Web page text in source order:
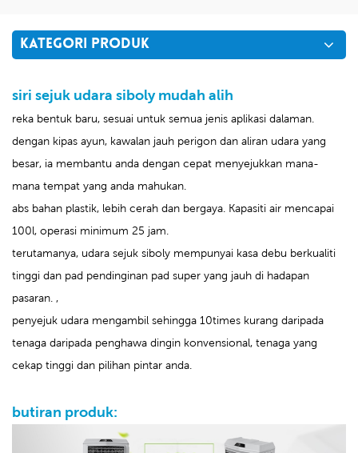
KATEGORI PRODUK
siri sejuk udara siboly mudah alih
reka bentuk baru, sesuai untuk semua jenis aplikasi dalaman.
dengan kipas ayun, kawalan jauh perigon dan aliran udara yang
besar, ia membantu anda dengan cepat menyejukkan mana-
mana tempat yang anda mahukan.
abs bahan plastik, lebih cerah dan bergaya. Kapasiti air mencapai
100l, operasi minimum 25 jam.
terutamanya, udara sejuk siboly mempunyai kasa debu berkualiti
tinggi dan pad pendinginan pad super yang jauh di hadapan
pasaran. ,
penyejuk udara mengambil sehingga 10times kurang daripada
tenaga daripada penghawa dingin konvensional, tenaga yang
cekap tinggi dan pilihan pintar anda.
butiran produk: